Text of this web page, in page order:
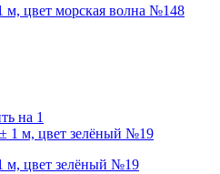
м, цвет морская волна №148
м, цвет зелёный №19